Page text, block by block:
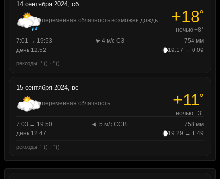
14 сентября 2024, сб
переменная облачность возможен дождь +18°
ночью +8°
7:01 → 19:53
4 м/с СЗ
754 мм
день 12:52
19:17 → 0:09
рекорды: ° () · ° ()
15 сентября 2024, вс
переменная облачность +11°
ночью +3°
7:03 → 19:50
5 м/с ССВ
758 мм
день 12:47
19:29 → 1:49
рекорды: ° () · ° ()